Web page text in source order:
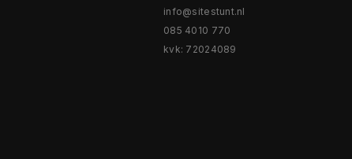
info@sitestunt.nl
085 4010 770
kvk: 72024089